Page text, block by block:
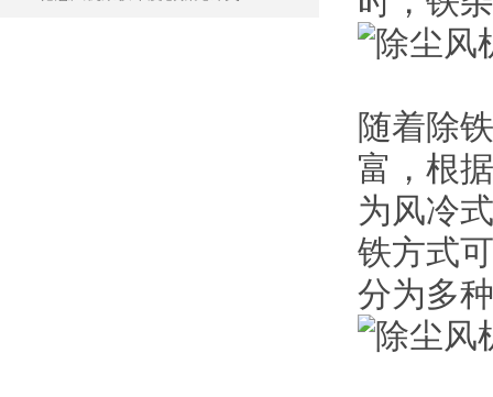
随着除
富，根
为风冷
铁方式
分为多